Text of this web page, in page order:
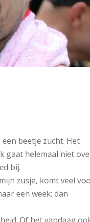
beetje zucht. Het
gaat helemaal niet
bij.
zusje, komt veel
een week; dan